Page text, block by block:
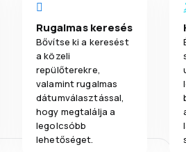
Rugalmas keresés
Bővítse ki a keresést
a közeli
repülőterekre,
valamint rugalmas
dátumválasztással,
hogy megtalálja a
legolcsóbb
lehetőséget.